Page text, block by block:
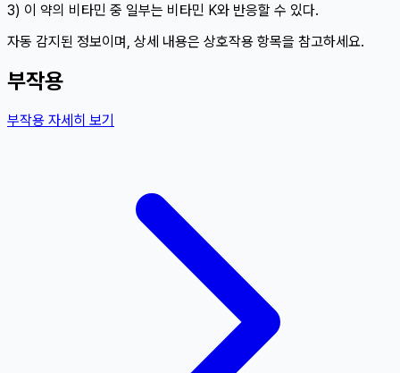
3) 이 약의 비타민 중 일부는 비타민 K와 반응할 수 있다.
자동 감지된 정보이며, 상세 내용은 상호작용 항목을 참고하세요.
부작용
부작용 자세히 보기